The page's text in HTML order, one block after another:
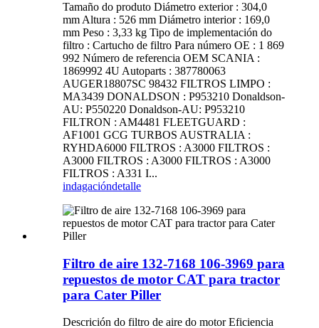
Tamaño do produto Diámetro exterior : 304,0
mm Altura : 526 mm Diámetro interior : 169,0
mm Peso : 3,33 kg Tipo de implementación do
filtro : Cartucho de filtro Para número OE : 1 869
992 Número de referencia OEM SCANIA :
1869992 4U Autoparts : 387780063
AUGER18807SC 98432 FILTROS LIMPO :
MA3439 DONALDSON : P953210 Donaldson-
AU: P550220 Donaldson-AU: P953210
FILTRON : AM4481 FLEETGUARD :
AF1001 GCG TURBOS AUSTRALIA :
RYHDA6000 FILTROS : A3000 FILTROS :
A3000 FILTROS : A3000 FILTROS : A3000
FILTROS : A331 I...
indagacióndetalle
Filtro de aire 132-7168 106-3969 para
repuestos de motor CAT para tractor
para Cater Piller
Descrición do filtro de aire do motor Eficiencia